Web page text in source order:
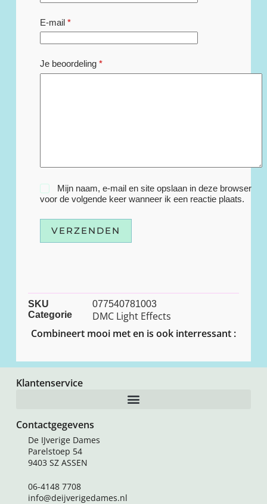
E-mail*
Je beoordeling *
Mijn naam, e-mail en site opslaan in deze browser
voor de volgende keer wanneer ik een reactie plaats.
VERZENDEN
SKU
077540781003
Categorie
DMC Light Effects
Combineert mooi met en is ook interressant :
Klantenservice
Contactgegevens
De IJverige Dames
Parelstoep 54
9403 SZ ASSEN
06-4148 7708
info@deijverigedames.nl